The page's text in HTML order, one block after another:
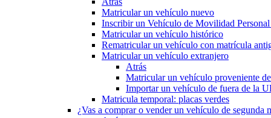
Matricular un vehículo nuevo
Inscribir un Vehículo de Movilidad
Matricular un vehículo histórico
Rematricular un vehículo con matrícula
Matricular un vehículo extranjero
Atrás
Matricular un vehículo proveniente
Importar un vehículo de fuera de la
Matricula temporal: placas verdes
¿Vas a comprar o vender un vehículo de segunda